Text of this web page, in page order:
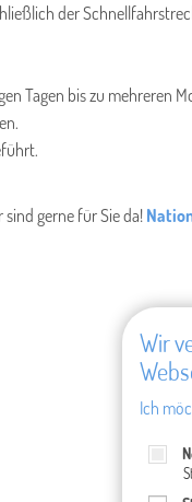
der
Tagen bis zu mehreren
gerne für Sie da!
Wir
Ich